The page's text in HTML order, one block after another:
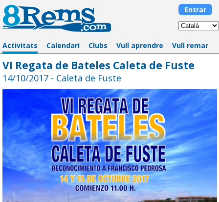
VI Regata de Bateles Caleta de Fuste
14/10/2017 - Caleta de Fuste
Entrar
Activitats Calendari Clubs Vull aprendre Vull remar